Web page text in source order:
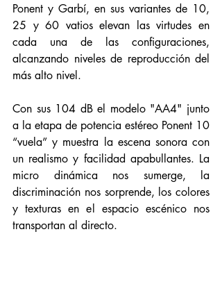
Ponent y Garbí, en sus variantes de 10,
25 y 60 vatios elevan las virtudes en
cada una de las configuraciones,
alcanzando niveles de reproducción del
más alto nivel.
Con sus 104 dB el modelo "AA4" junto
a la etapa de potencia estéreo Ponent 10
“vuela” y muestra la escena sonora con
un realismo y facilidad apabullantes. La
micro dinámica nos sumerge, la
discriminación nos sorprende, los colores
y texturas en el espacio escénico nos
transportan al directo.